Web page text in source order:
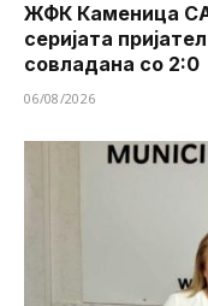
ЖФК Каменица
серијата
совладана со 2:0
06/08/2026